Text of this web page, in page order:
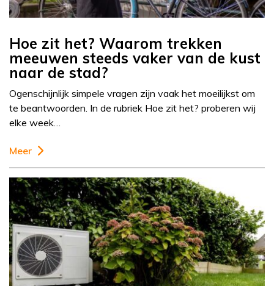
Hoe zit het? Waarom trekken
meeuwen steeds vaker van de kust
naar de stad?
Ogenschijnlijk simpele vragen zijn vaak het moeilijkst om
te beantwoorden. In de rubriek Hoe zit het? proberen wij
elke week…
Meer